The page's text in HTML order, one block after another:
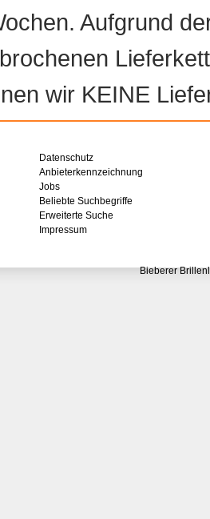
Aufgrund
wir KEINE
Datenschutz
Anbieterkennzeichnung
Jobs
Beliebte Suchbegriffe
Erweiterte Suche
Impressum
Bieberer